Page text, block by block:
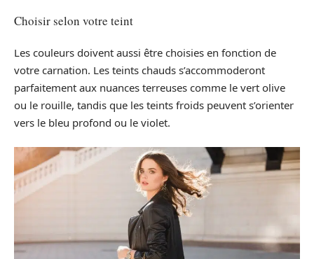
Choisir selon votre teint
Les couleurs doivent aussi être choisies en fonction de
votre carnation. Les teints chauds s’accommoderont
parfaitement aux nuances terreuses comme le vert olive
ou le rouille, tandis que les teints froids peuvent s’orienter
vers le bleu profond ou le violet.